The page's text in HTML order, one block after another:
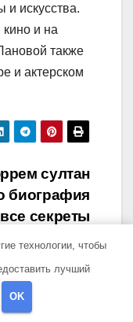
и искусства.
и на
также
и актерском
султан
биография
секреты
история
знаменитой
технологии, чтобы
лучший
OK